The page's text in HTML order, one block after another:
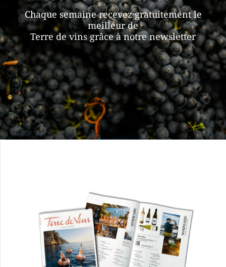
Chaque semaine recevez gratuitement le
meilleur de
Terre de vins grâce à notre newsletter